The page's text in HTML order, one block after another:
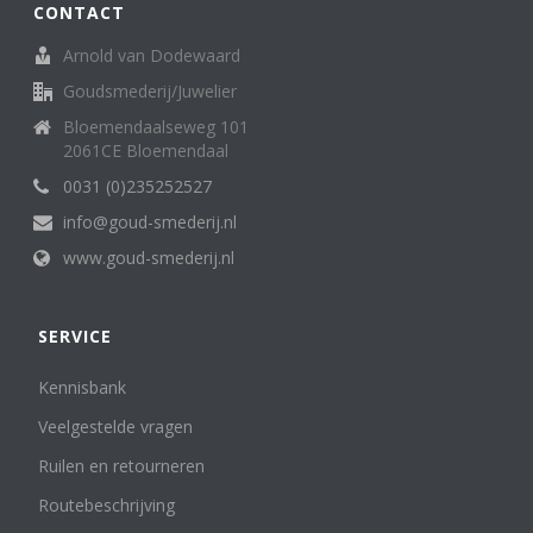
CONTACT
Arnold van Dodewaard
Goudsmederij/Juwelier
Bloemendaalseweg 101
2061CE Bloemendaal
0031 (0)235252527
info@goud-smederij.nl
www.goud-smederij.nl
SERVICE
Kennisbank
Veelgestelde vragen
Ruilen en retourneren
Routebeschrijving